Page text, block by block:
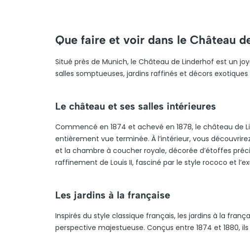
Que faire et voir dans le Château
Situé près de Munich, le Château de Linderhof est un
salles somptueuses, jardins raffinés et décors
Le château et ses salles intérieures
Commencé en 1874 et achevé en 1878, le château de
entièrement vue terminée. À l’intérieur, vous
et la chambre à coucher royale, décorée d’étoffes
raffinement de Louis II, fasciné par le style rococo et
Les jardins à la française
Inspirés du style classique français, les jardins à la
perspective majestueuse. Conçus entre 1874 et 1880,